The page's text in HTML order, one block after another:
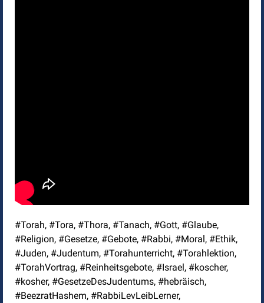
#Torah, #Tora, #Thora, #Tanach, #Gott, #Glaube,
#Religion, #Gesetze, #Gebote, #Rabbi, #Moral, #Ethik,
#Juden, #Judentum, #Torahunterricht, #Torahlektion,
#TorahVortrag, #Reinheitsgebote, #Israel, #koscher,
#kosher, #GesetzeDesJudentums, #hebräisch,
#BeezratHashem, #RabbiLevLeibLerner,